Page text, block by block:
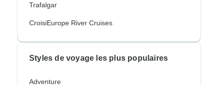
Trafalgar
CroisiEurope River Cruises
Styles de voyage les plus populaires
Adventure